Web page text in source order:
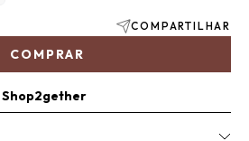
COMPRAR
COMPARTILHAR
Shop2gether